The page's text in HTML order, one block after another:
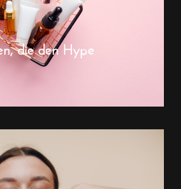
die den Hype